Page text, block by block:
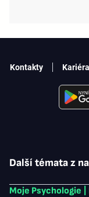
Další témata z
Moje Psychologie
Kontakty Kariéra